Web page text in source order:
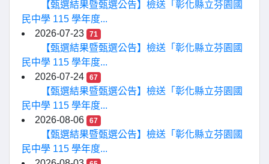
【甄選結果暨甄選公告】檢送「彰化縣立芬園國
民中學 115 學年度...
2026-07-23
71
【甄選結果暨甄選公告】檢送「彰化縣立芬園國
民中學 115 學年度...
2026-07-24
67
【甄選結果暨甄選公告】檢送「彰化縣立芬園國
民中學 115 學年度...
2026-08-06
67
【甄選結果暨甄選公告】檢送「彰化縣立芬園國
民中學 115 學年度...